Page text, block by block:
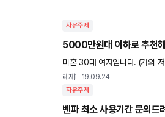
자유주제
5000만원대 이하로 추
미혼 30대 여자입니다. (거의
만 해서 연비 많이 따지지 않습
레제1 19.09.24
자유주제
벤파 최소 사용기간 문의드